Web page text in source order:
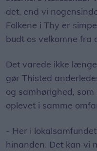
det, end vi
Folkene i Thy er
budt os velkomne fra
Det varede ikke
gør Thisted
og samhørighed,
oplevet i samme
- Her i
hinanden. Det kan vi